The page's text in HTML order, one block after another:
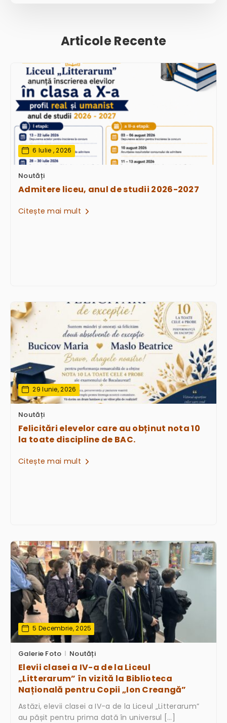
Articole Recente
6 Iulie , 2026
Noutăți
Admitere liceu, anul de studii 2026-2027
Citește mai mult
29 Iunie, 2026
Noutăți
Felicitări elevelor care au obținut nota 10
la toate discipline de BAC.
Citește mai mult
5 Decembrie, 2025
Galerie Foto Noutăți
Elevii clasei a IV-a de la Liceul
„Litterarum” în vizită la Biblioteca
Națională pentru Copii „Ion Creangă”
Astăzi, elevii clasei a IV-a de la Liceul „Litterarum”
au pășit pentru prima dată în universul […]